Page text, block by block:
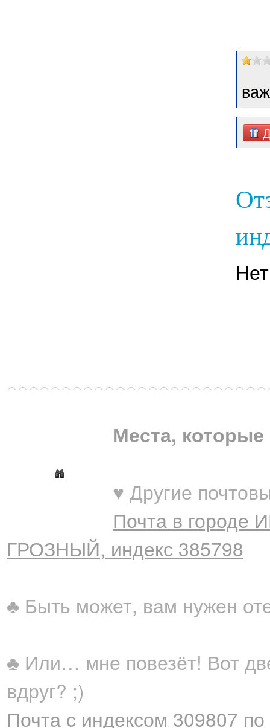
Места, которые
♥ Другие
Почта в городе
ГРОЗНЫЙ, индекс 385798
♣ Быть может, вам нужен
♣ Или… мне повезёт! Вот
вдруг? ;)
Почта c индексом 309807